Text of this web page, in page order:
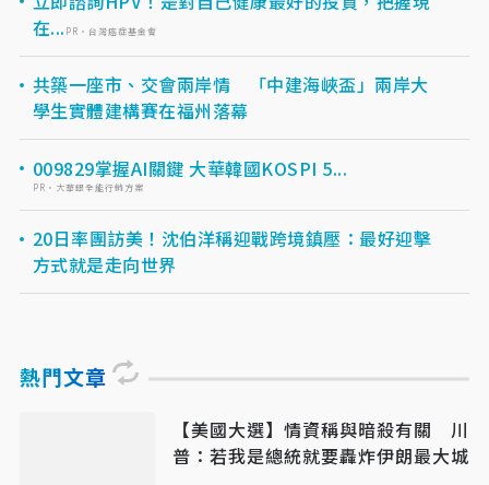
在... PR・台灣癌症基金會
共築一座市、交會兩岸情 「中建海峽盃」兩岸大
學生實體建構賽在福州落幕
009829掌握AI關鍵 大華韓國KOSPI 5...
PR・大華銀全能行銷方案
20日率團訪美！沈伯洋稱迎戰跨境鎮壓：最好迎擊
方式就是走向世界
熱門文章
【美國大選】情資稱與暗殺有關 川
普：若我是總統就要轟炸伊朗最大城